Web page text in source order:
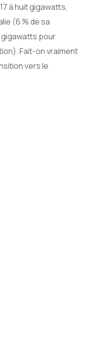
à huit gigawatts,
(6 % de sa
pour
Fait-on vraiment
vers le